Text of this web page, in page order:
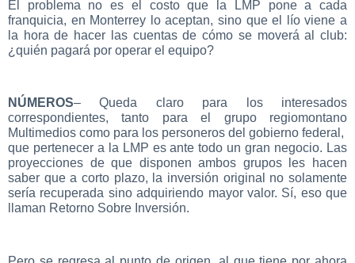
El problema no es el costo que la LMP pone a cada
franquicia, en Monterrey lo aceptan, sino que el lío viene a
la hora de hacer las cuentas de cómo se moverá al club:
¿quién pagará por operar el equipo?
NÚMEROS– Queda claro para los interesados
correspondientes, tanto para el grupo regiomontano
Multimedios como para los personeros del gobierno federal,
que pertenecer a la LMP es ante todo un gran negocio. Las
proyecciones de que disponen ambos grupos les hacen
saber que a corto plazo, la inversión original no solamente
sería recuperada sino adquiriendo mayor valor. Sí, eso que
llaman Retorno Sobre Inversión.